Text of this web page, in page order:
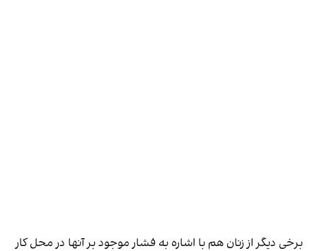
برخی دیگر از زنان هم با اشاره به فشار موجود بر آنها در محل کار